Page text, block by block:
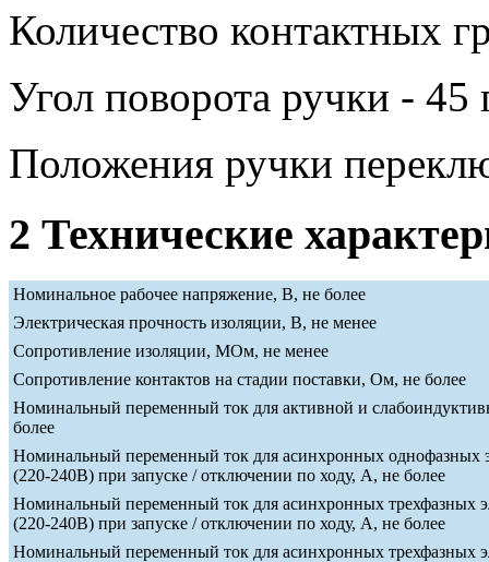
Количество контактных
Угол поворота ручки - 45
Положения ручки
2 Технические
Номинальное рабочее напряжение, В, не более
Электрическая прочность изоляции, В, не менее
Сопротивление изоляции, МОм, не менее
Сопротивление контактов на стадии поставки, Ом, не более
Номинальный переменный ток для активной и
более
Номинальный переменный ток для асинхронных однофазных
(220-240В) при запуске / отключении по ходу, А, не более
Номинальный переменный ток для асинхронных трехфазных
(220-240В) при запуске / отключении по ходу, А, не более
Номинальный переменный ток для асинхронных трехфазных